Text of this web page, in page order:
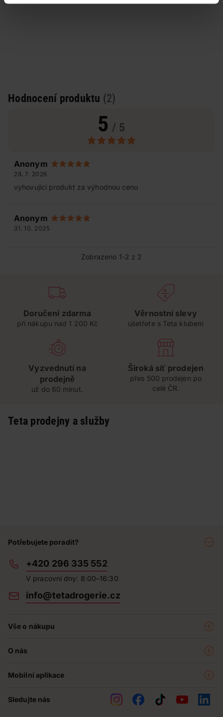
Hodnocení produktu (2)
5 / 5
Anonym
28. 7. 2026
vyhovující produkt za výhodnou cenu
Anonym
31. 10. 2025
Zobrazeno 1-2 z 2
Doručení zdarma
při nákupu nad 1 200 Kč
Věrnostní slevy
ušetřete s Teta klubem
Vyzvednutí na
prodejně
už do 60 minut.
Široká síť prodejen
přes 500 prodejen po
celé ČR.
Teta prodejny a služby
Potřebujete poradit?
+420 296 335 552
V pracovní dny: 8:00–16:30
info@tetadrogerie.cz
Vše o nákupu
Prodejny
Obchodní podmínky
O nás
Teta pomáhá
Mobilní aplikace
Sledujte nás